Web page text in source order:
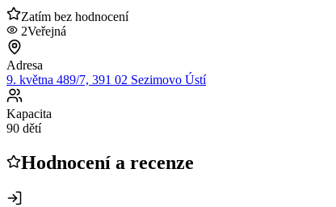
Zatím bez hodnocení
2Veřejná
Adresa
9. května 489/7, 391 02 Sezimovo Ústí
Kapacita
90 dětí
Hodnocení a recenze